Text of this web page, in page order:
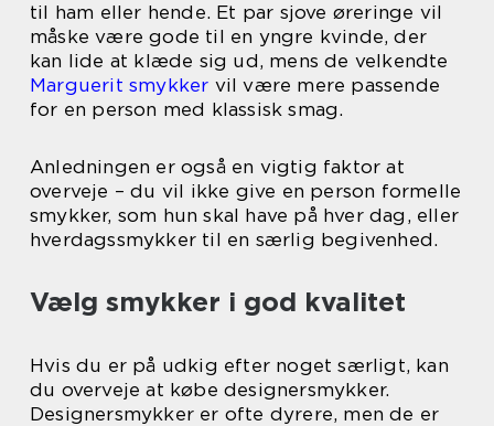
til ham eller hende. Et par sjove øreringe vil
måske være gode til en yngre kvinde, der
kan lide at klæde sig ud, mens de velkendte
Marguerit smykker vil være mere passende
for en person med klassisk smag.
Anledningen er også en vigtig faktor at
overveje – du vil ikke give en person formelle
smykker, som hun skal have på hver dag, eller
hverdagssmykker til en særlig begivenhed.
Vælg smykker i god kvalitet
Hvis du er på udkig efter noget særligt, kan
du overveje at købe designersmykker.
Designersmykker er ofte dyrere, men de er